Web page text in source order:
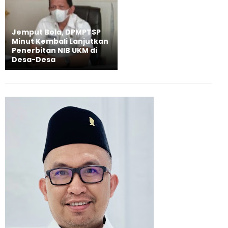
Jemput Bola, DPMPTSP
Minut Kembali Lanjutkan
Penerbitan NIB UKM di
Desa-Desa